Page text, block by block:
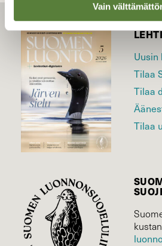
Vain
Uusin
Tilaa
Tilaa
Tilaa